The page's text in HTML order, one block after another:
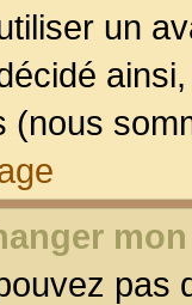
un
(nous
pas